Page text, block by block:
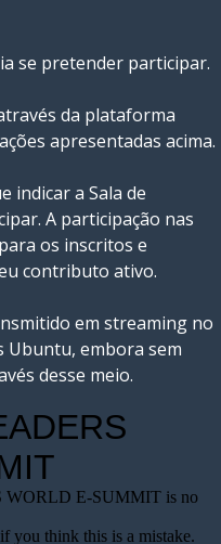
se pretender participar.
da plataforma
apresentadas acima.
indicar a Sala de
A participação nas
os inscritos e
contributo ativo.
em streaming no
Ubuntu, embora sem
desse meio.